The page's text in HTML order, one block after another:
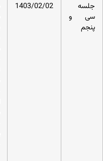
جلسه
سی و
پنجم
1403/02/02